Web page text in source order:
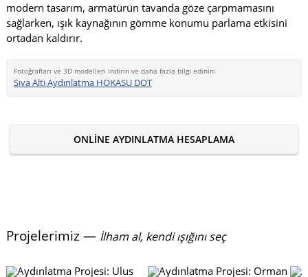
modern tasarım, armatürün tavanda göze çarpmamasını
sağlarken, ışık kaynağının gömme konumu parlama etkisini
ortadan kaldırır.
Fotoğrafları ve 3D modelleri indirin ve daha fazla bilgi edinin:
Sıva Altı Aydınlatma HOKASU DOT
ONLINE AYDINLATMA HESAPLAMA
Projelerimiz — İlham al, kendi ışığını seç